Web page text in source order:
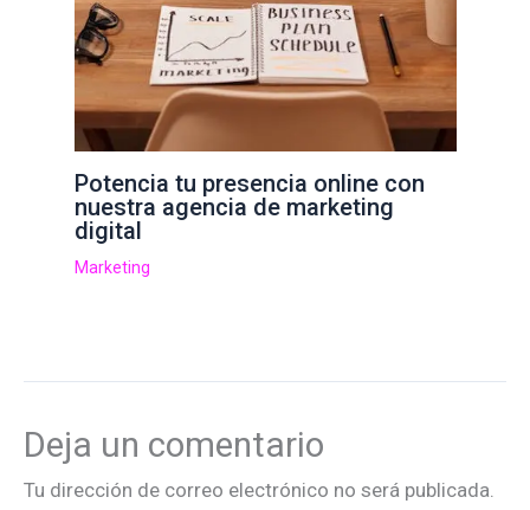
Potencia tu presencia online con
nuestra agencia de marketing
digital
Marketing
Deja un comentario
Tu dirección de correo electrónico no será publicada.